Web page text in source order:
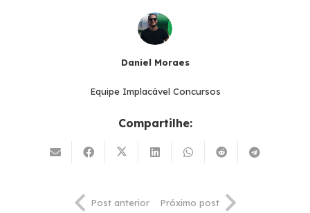
Daniel Moraes
Equipe Implacável Concursos
Compartilhe:
Post anterior Próximo post